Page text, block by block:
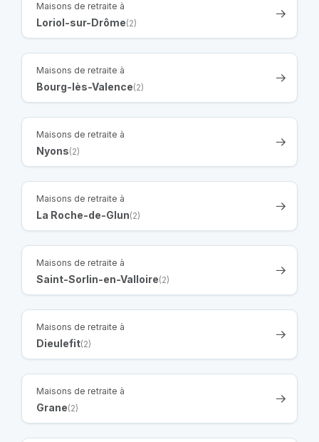
Maisons de retraite à
Loriol-sur-Drôme(2)
Maisons de retraite à
Bourg-lès-Valence(2)
Maisons de retraite à
Nyons(2)
Maisons de retraite à
La Roche-de-Glun(2)
Maisons de retraite à
Saint-Sorlin-en-Valloire(2)
Maisons de retraite à
Dieulefit(2)
Maisons de retraite à
Grane(2)